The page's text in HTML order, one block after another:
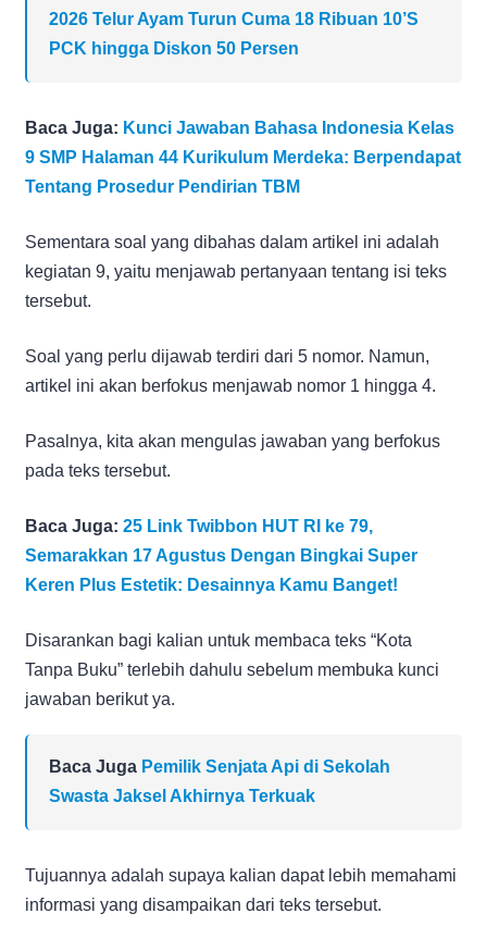
2026 Telur Ayam Turun Cuma 18 Ribuan 10’S
PCK hingga Diskon 50 Persen
Baca Juga: Kunci Jawaban Bahasa Indonesia Kelas
9 SMP Halaman 44 Kurikulum Merdeka: Berpendapat
Tentang Prosedur Pendirian TBM
Sementara soal yang dibahas dalam artikel ini adalah
kegiatan 9, yaitu menjawab pertanyaan tentang isi teks
tersebut.
Soal yang perlu dijawab terdiri dari 5 nomor. Namun,
artikel ini akan berfokus menjawab nomor 1 hingga 4.
Pasalnya, kita akan mengulas jawaban yang berfokus
pada teks tersebut.
Baca Juga: 25 Link Twibbon HUT RI ke 79,
Semarakkan 17 Agustus Dengan Bingkai Super
Keren Plus Estetik: Desainnya Kamu Banget!
Disarankan bagi kalian untuk membaca teks “Kota
Tanpa Buku” terlebih dahulu sebelum membuka kunci
jawaban berikut ya.
Baca Juga Pemilik Senjata Api di Sekolah
Swasta Jaksel Akhirnya Terkuak
Tujuannya adalah supaya kalian dapat lebih memahami
informasi yang disampaikan dari teks tersebut.